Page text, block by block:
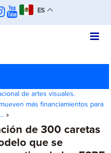
ES
de artes visuales.
más financiamientos para
»
de 300 caretas
que se